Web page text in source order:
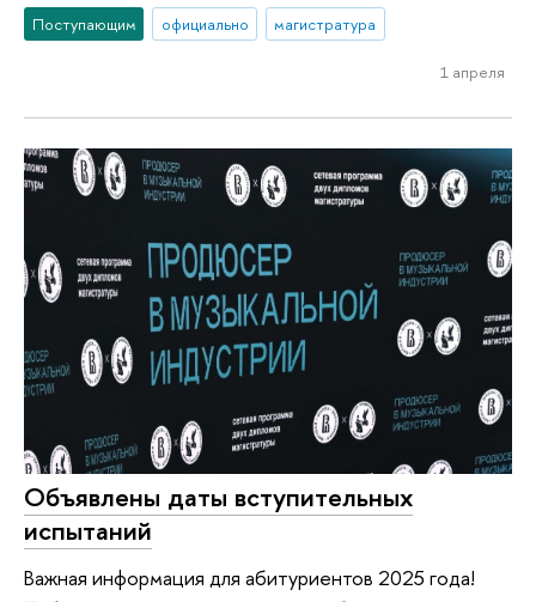
Поступающим официально магистратура
1 апреля
Объявлены даты вступительных
испытаний
Важная информация для абитуриентов 2025 года!